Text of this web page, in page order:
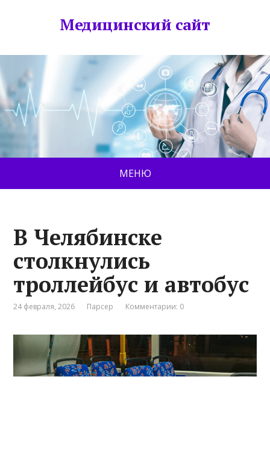
Медицинский сайт
МЕНЮ
В Челябинске
столкнулись
троллейбус и автобус
24 февраля, 2026 Парсер Комментарии: 0